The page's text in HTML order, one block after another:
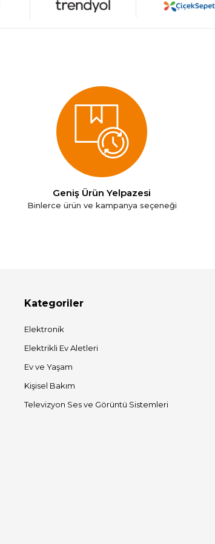
Geniş Ürün Yelpazesi
Binlerce ürün ve kampanya seçeneği
Kategoriler
Elektronik
Elektrikli Ev Aletleri
Ev ve Yaşam
Kişisel Bakım
Televizyon Ses ve Görüntü Sistemleri